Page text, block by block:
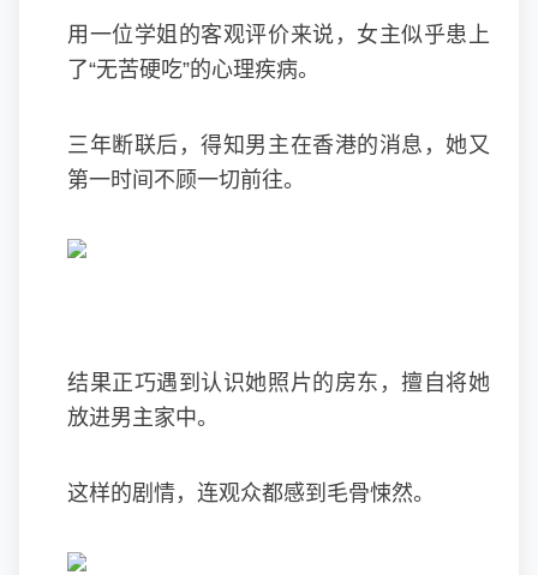
用一位学姐的客观评价来说，女主似乎患上
了“无苦硬吃”的心理疾病。
三年断联后，得知男主在香港的消息，她又
第一时间不顾一切前往。
结果正巧遇到认识她照片的房东，擅自将她
放进男主家中。
这样的剧情，连观众都感到毛骨悚然。